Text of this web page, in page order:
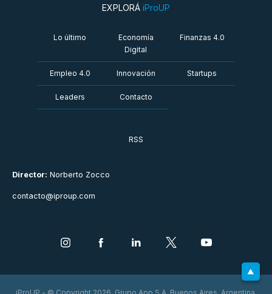
Director: Norberto Zocco
contacto@iproup.com
EXPLORÁ iProUP
Lo último
Economía
Digital
Finanzas 4.0
Empleo 4.0 Innovación Startups
Leaders Contacto
RSS